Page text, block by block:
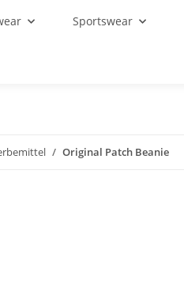
Sportswear
Original Patch Beanie